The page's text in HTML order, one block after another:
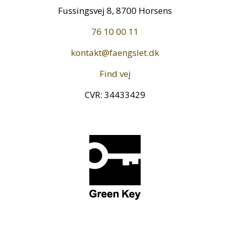
Fussingsvej 8, 8700 Horsens
76 10 00 11
kontakt@faengslet.dk
Find vej
CVR: 34433429